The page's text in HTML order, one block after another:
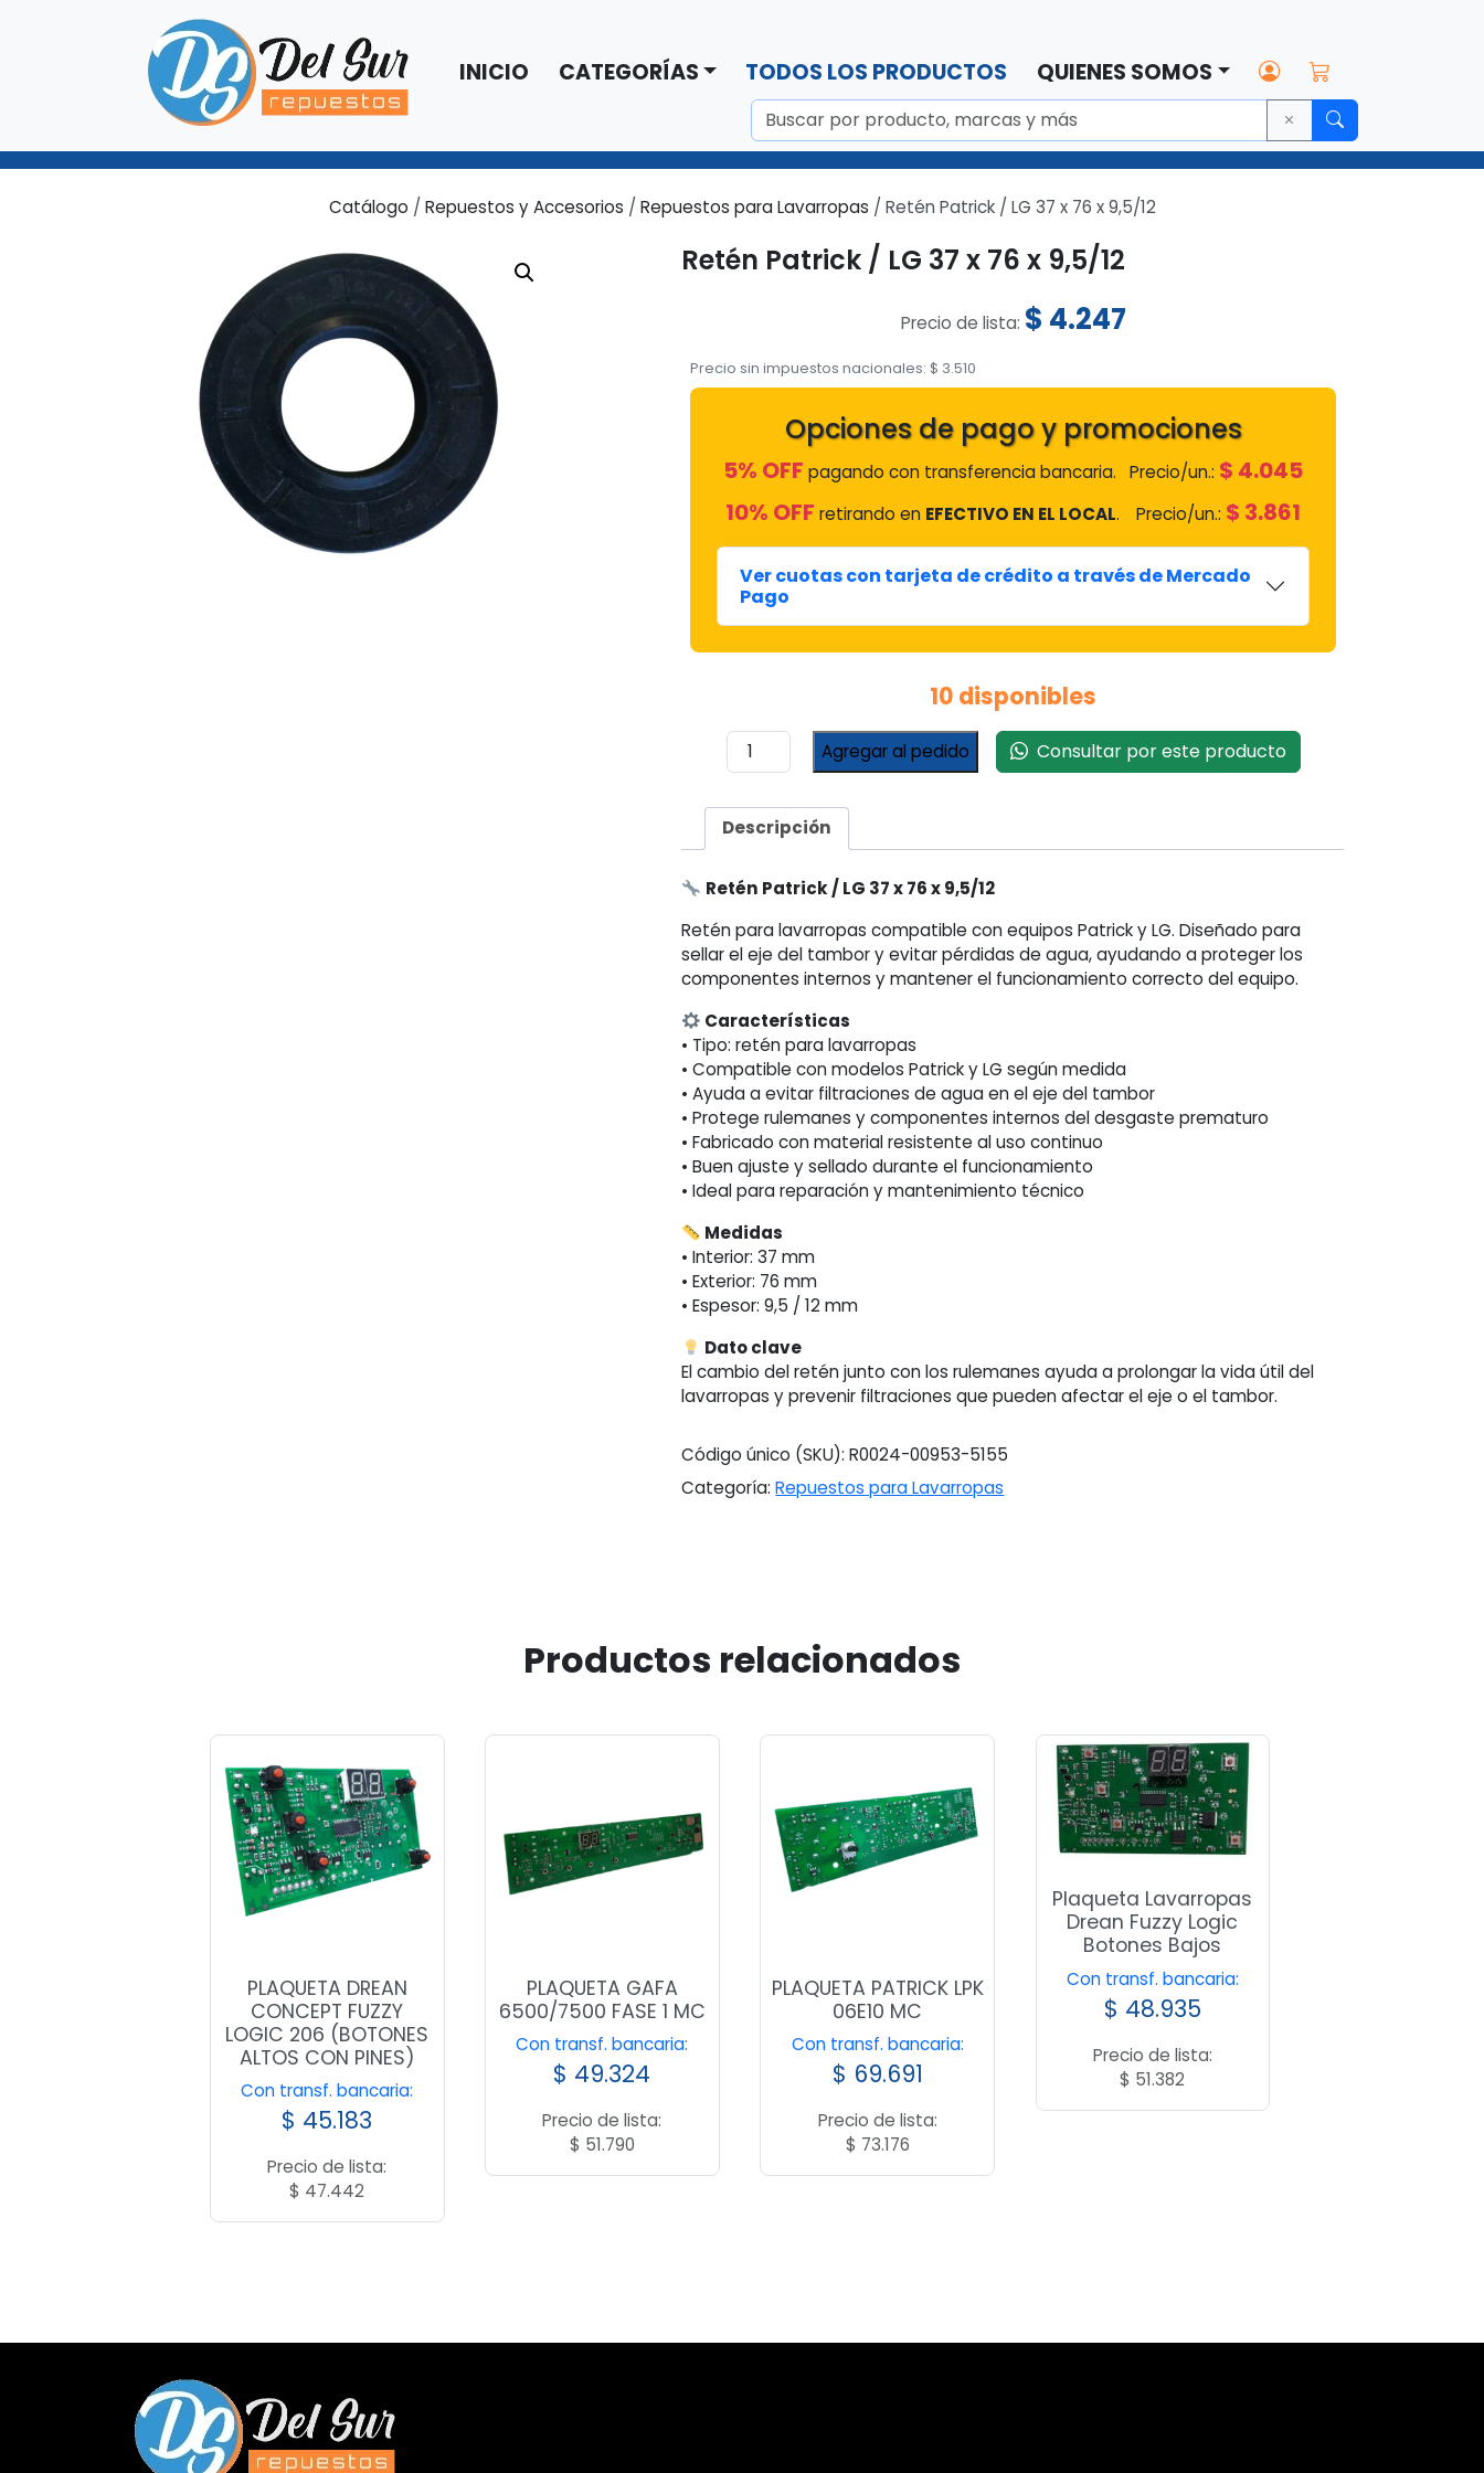
INICIO CATEGORÍAS TODOS LOS PRODUCTOS QUIENES SOMOS
Catálogo / Repuestos y Accesorios / Repuestos para Lavarropas / Retén Patrick / LG 37 x 76 x 9,5/12
Retén Patrick / LG 37 x 76 x 9,5/12
Precio de lista: $ 4.247
Precio sin impuestos nacionales:$ 3.510
Opciones de pago y promociones
5% OFF pagando con transferencia bancaria. Precio/un.: $ 4.045
10% OFF retirando en EFECTIVO EN EL LOCAL. Precio/un.: $ 3.861
Ver cuotas con tarjeta de crédito a través de Mercado
Pago
10 disponibles
Retén
Patrick
LG
37
76
9,5/12
cantidad
Agregar al pedido Consultar por este producto
Descripción
Retén Patrick / LG 37 x 76 x 9,5/12
Retén para lavarropas compatible con equipos Patrick y LG. Diseñado para
sellar el eje del tambor y evitar pérdidas de agua, ayudando a proteger los
componentes internos y mantener el funcionamiento correcto del equipo.
Características
• Tipo: retén para lavarropas
• Compatible con modelos Patrick y LG según medida
• Ayuda a evitar filtraciones de agua en el eje del tambor
• Protege rulemanes y componentes internos del desgaste prematuro
• Fabricado con material resistente al uso continuo
• Buen ajuste y sellado durante el funcionamiento
• Ideal para reparación y mantenimiento técnico
Medidas
• Interior: 37 mm
• Exterior: 76 mm
• Espesor: 9,5 / 12 mm
Dato clave
El cambio del retén junto con los rulemanes ayuda a prolongar la vida útil del
lavarropas y prevenir filtraciones que pueden afectar el eje o el tambor.
Código único (SKU):R0024-00953-5155
Categoría:Repuestos para Lavarropas
Productos relacionados
PLAQUETA DREAN
CONCEPT FUZZY
LOGIC 206 (BOTONES
ALTOS CON PINES)
Con transf. bancaria:
$ 45.183
Precio de lista:
$ 47.442
PLAQUETA GAFA
6500/7500 FASE 1 MC
Con transf. bancaria:
$ 49.324
Precio de lista:
$ 51.790
PLAQUETA PATRICK LPK
06E10 MC
Con transf. bancaria:
$ 69.691
Precio de lista:
$ 73.176
Plaqueta Lavarropas
Drean Fuzzy Logic
Botones Bajos
Con transf. bancaria:
$ 48.935
Precio de lista:
$ 51.382